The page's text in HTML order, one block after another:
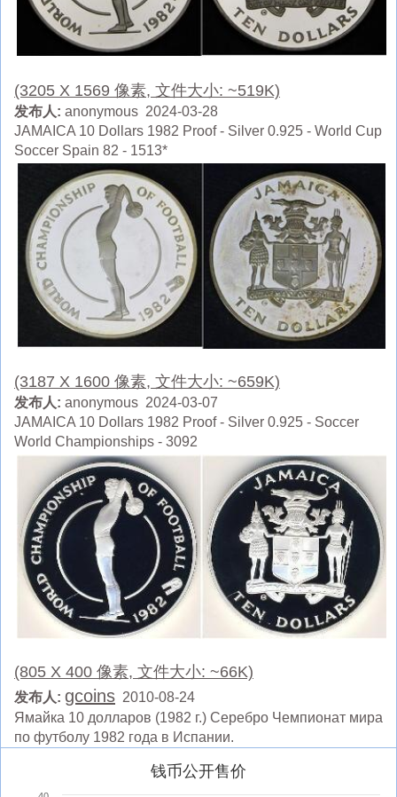
(3205 X 1569 像素, 文件大小: ~519K)
发布人: anonymous 2024-03-28
JAMAICA 10 Dollars 1982 Proof - Silver 0.925 - World Cup
Soccer Spain 82 - 1513*
(3187 X 1600 像素, 文件大小: ~659K)
发布人: anonymous 2024-03-07
JAMAICA 10 Dollars 1982 Proof - Silver 0.925 - Soccer
World Championships - 3092
(805 X 400 像素, 文件大小: ~66K)
发布人: gcoins 2010-08-24
Ямайка 10 долларов (1982 г.) Серебро Чемпионат мира
по футболу 1982 года в Испании.